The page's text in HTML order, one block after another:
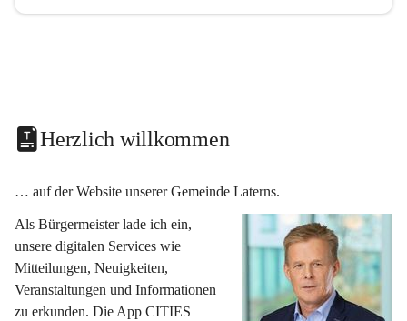
Herzlich willkommen
… auf der Website unserer Gemeinde Laterns.
Als Bürgermeister lade ich ein,
unsere digitalen Services wie
Mitteilungen, Neuigkeiten,
Veranstaltungen und Informationen
zu erkunden. Die App CITIES